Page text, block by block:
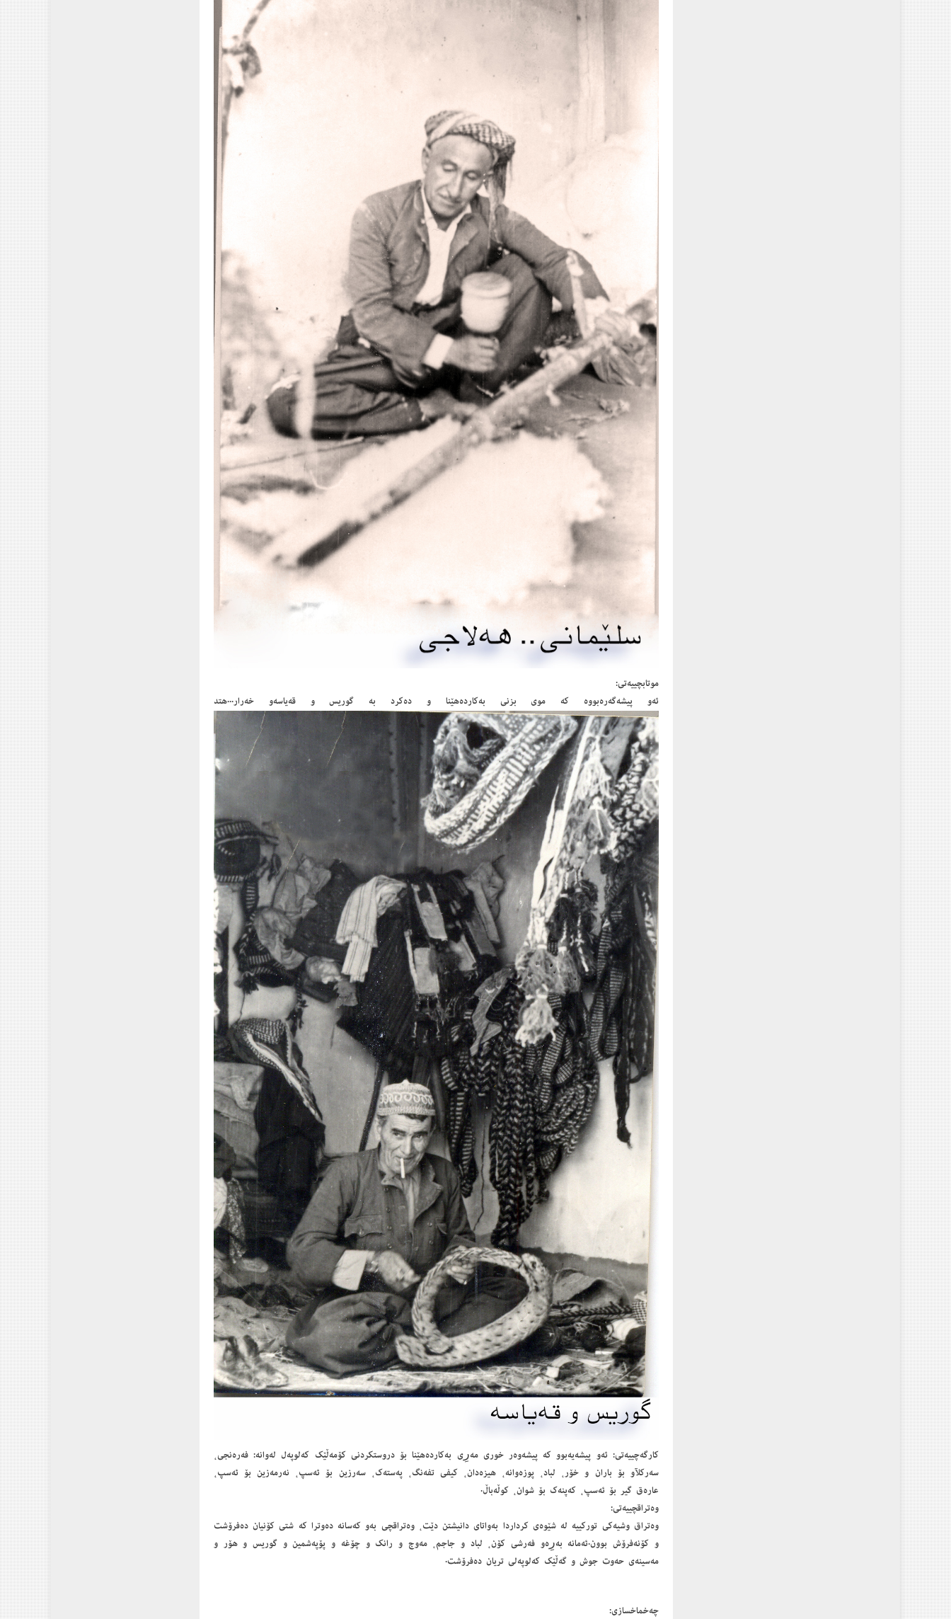
موتابچییەتى:
ئەو پیشەگەرەبووە كە موى بزنى بەكاردەهێنا و دەكرد بە گوریس و قەیاسەو خەرار...هتد
كارگەچییەتى: ئەو پیشەیەبوو كە پیشەوەر خورى مەرِى بەكاردەهێنا بۆ دروستكردنى كۆمەڵێك كەلوپەل لەوانە: فەرەنجى،
سەركلآو بۆ باران و خۆر، لباد، پوزەوانە، هیزەدان، كیفى تفەنگ، پەستەك، سەرزین بۆ ئەسپ، نەرمەزین بۆ ئەسپ،
عارەق گیر بۆ ئەسپ، كەپنەك بۆ شوان، كوڵەباڵ.
وەتراقچییەتى:
وەتراق وشیەكى توركییە لە شێوەى كرداردا بەواتاى دانیشتن دێت، وەتراقچى بەو كەسانە دەوترا كە شتى كۆنیان دەفرۆشت
و كۆنەفرۆش بوون.ئەمانە بەرِەو فەرشى كۆن، لباد و جاجم، مەوج و رانك و چۆغە و پۆپەشمین و گوریس و هۆر و
مەسینەى حەوت جوش و گەڵێك كەلوپەلى تریان دەفرۆشت.
چەخماخسازى: